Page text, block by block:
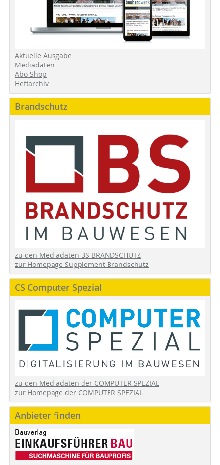
Aktuelle Ausgabe
Mediadaten
Abo-Shop
Heftarchiv
Brandschutz
zu den Mediadaten BS BRANDSCHUTZ
zur Homepage Supplement Brandschutz
CS Computer Spezial
zu den Mediadaten der COMPUTER SPEZIAL
zur Homepage der COMPUTER SPEZIAL
Anbieter finden